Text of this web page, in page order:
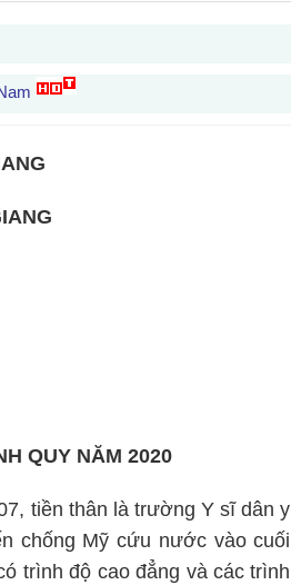
QUY NĂM 2020
tiền thân là trường Y sĩ dân y
chống Mỹ cứu nước vào cuối
trình độ cao đẳng và các trình